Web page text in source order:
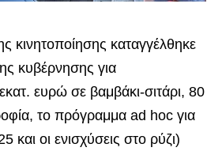
κινητοποίησης καταγγέλθηκε
κυβέρνησης για
ευρώ σε βαμβάκι-σιτάρι, 80
το πρόγραμμα ad hoc για
και οι ενισχύσεις στο ρύζι)